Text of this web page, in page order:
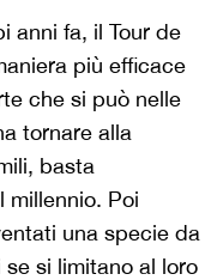
anni fa, il Tour de
più efficace
che si può nelle
tornare alla
basta
millennio. Poi
una specie da
si limitano al loro